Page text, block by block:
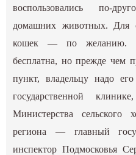
воспользовались по-
домашних животных. Для
кошек — по желанию.
бесплатна, но прежде чем
пункт, владельцу надо
государственной
Министерства сельского
региона — главный
инспектор Подмосковья